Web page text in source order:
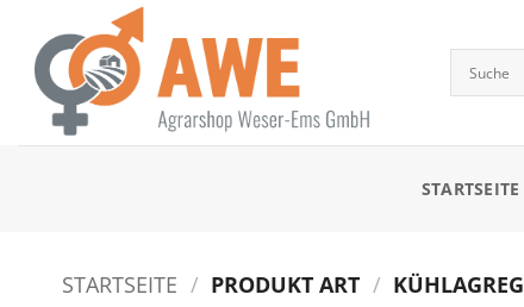
Inhalt
springen
STARTSEITE
STARTSEITE / PRODUKT ART /